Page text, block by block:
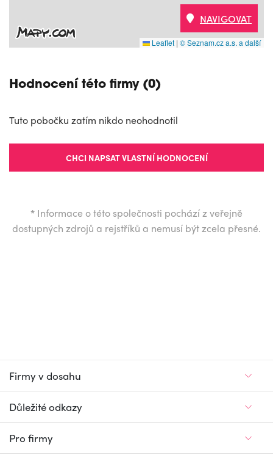
Leaflet | © Seznam.cz a.s. a další
NAVIGOVAT
Hodnocení této firmy (0)
Tuto pobočku zatím nikdo neohodnotil
CHCI NAPSAT VLASTNÍ HODNOCENÍ
* Informace o této společnosti pochází z veřejně
dostupných zdrojů a rejstříků a nemusí být zcela přesné.
Firmy v dosahu
Důležité odkazy
Pro firmy